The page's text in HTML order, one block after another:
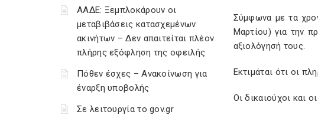
ΑΑΔΕ: Ξεμπλοκάρουν οι
μεταβιβάσεις κατασχεμένων
ακινήτων – Δεν απαιτείται πλέον
πλήρης εξόφληση της οφειλής
Πόθεν έσχες – Ανακοίνωση για
έναρξη υποβολής
Σε λειτουργία το gov.gr
Σύμφωνα με τα
Μαρτίου) για την
αξιολόγησή τους.
Εκτιμάται ότι οι
Οι δικαιούχοι και